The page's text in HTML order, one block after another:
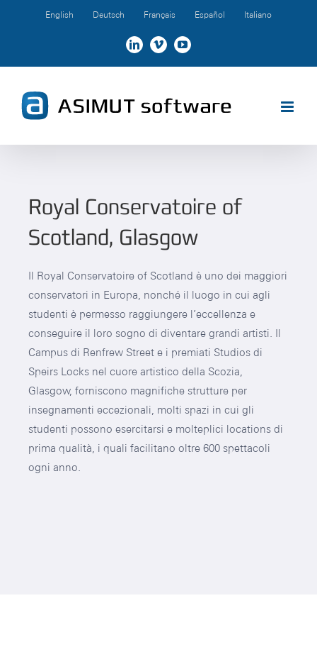
English Deutsch Français Español Italiano
LinkedInVimeoYouTube
Royal Conservatoire of
Scotland, Glasgow
Il Royal Conservatoire of Scotland è uno dei maggiori
conservatori in Europa, nonché il luogo in cui agli
studenti è permesso raggiungere l’eccellenza e
conseguire il loro sogno di diventare grandi artisti. Il
Campus di Renfrew Street e i premiati Studios di
Speirs Locks nel cuore artistico della Scozia,
Glasgow, forniscono magnifiche strutture per
insegnamenti eccezionali, molti spazi in cui gli
studenti possono esercitarsi e molteplici locations di
prima qualità, i quali facilitano oltre 600 spettacoli
ogni anno.